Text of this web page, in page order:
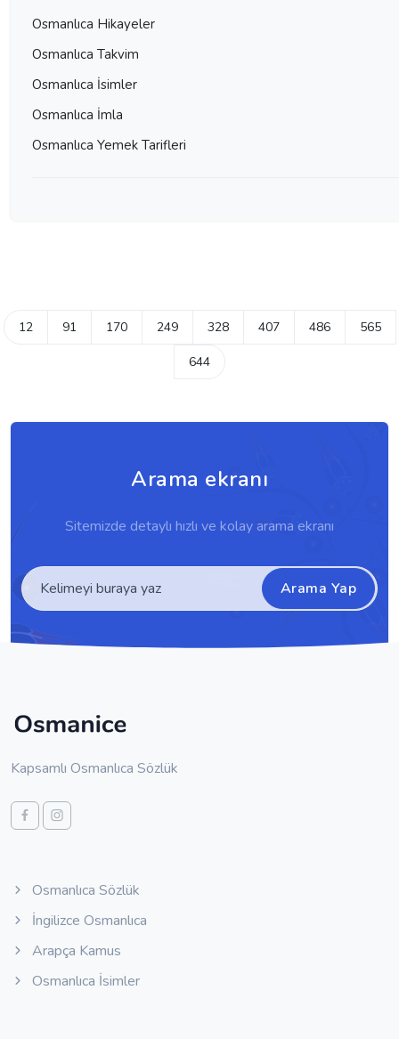
Osmanlıca Hikayeler
Osmanlıca Takvim
Osmanlıca İsimler
Osmanlıca İmla
Osmanlıca Yemek Tarifleri
12 91 170 249 328 407 486 565
644
Arama ekranı
Sitemizde detaylı hızlı ve kolay arama ekranı
Arama Yap
Kapsamlı Osmanlıca Sözlük
Osmanlıca Sözlük
İngilizce Osmanlıca
Arapça Kamus
Osmanlıca İsimler